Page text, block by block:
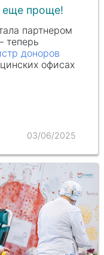
еще проще!
партнером
теперь
доноров
офисах
03/06/2025